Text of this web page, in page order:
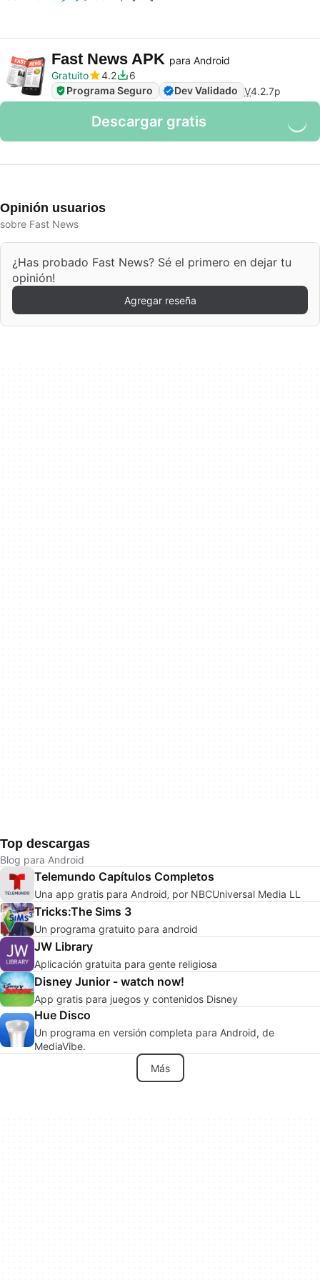
Fast News APK para Android
Gratuito
4.2
6
Programa Seguro
Dev Validado V4.2.7p
Descargar gratis
Opinión usuarios
sobre Fast News
¿Has probado Fast News? Sé el primero en dejar tu
opinión!
Agregar reseña
Top descargas
Blog para Android
Telemundo Capítulos Completos
Una app gratis para Android‚ por NBCUniversal Media LL
Tricks:The Sims 3
Un programa gratuito para android
JW Library
Aplicación gratuita para gente religiosa
Disney Junior - watch now!
App gratis para juegos y contenidos Disney
Hue Disco
Un programa en versión completa para Android, de
MediaVibe.
Más